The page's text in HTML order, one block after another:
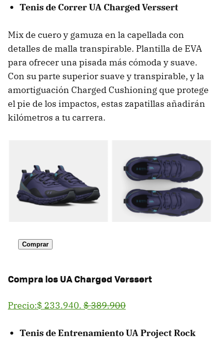
Tenis de Correr UA Charged Verssert
Mix de cuero y gamuza en la capellada con
detalles de malla transpirable. Plantilla de EVA
para ofrecer una pisada más cómoda y suave.
Con su parte superior suave y transpirable, y la
amortiguación Charged Cushioning que protege
el pie de los impactos, estas zapatillas añadirán
kilómetros a tu carrera.
Comprar
Compra los UA Charged Verssert
Precio:$ 233.940. $ 389.900
Tenis de Entrenamiento UA Project Rock